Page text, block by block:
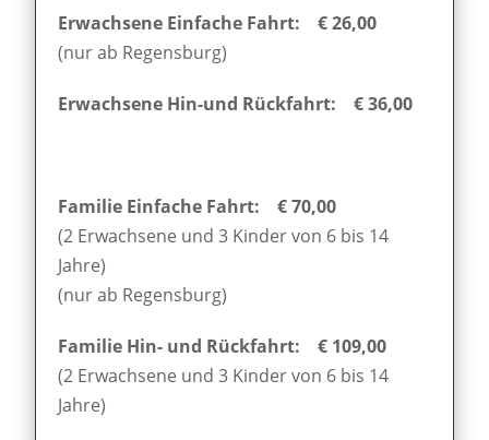
Erwachsene Einfache Fahrt: € 26,00
(nur ab Regensburg)
Erwachsene Hin-und Rückfahrt: € 36,00
Familie Einfache Fahrt: € 70,00
(2 Erwachsene und 3 Kinder von 6 bis 14
Jahre)
(nur ab Regensburg)
Familie Hin- und Rückfahrt: € 109,00
(2 Erwachsene und 3 Kinder von 6 bis 14
Jahre)